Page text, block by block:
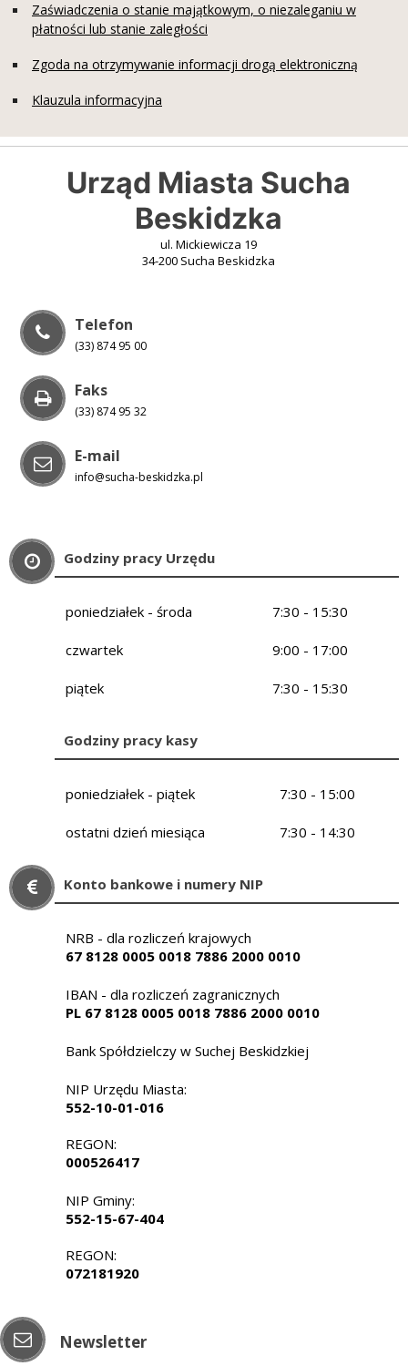
Zaświadczenia o stanie majątkowym, o niezaleganiu w
płatności lub stanie zaległości
Zgoda na otrzymywanie informacji drogą elektroniczną
Klauzula informacyjna
Urząd Miasta Sucha
Beskidzka
ul. Mickiewicza 19
34-200 Sucha Beskidzka
Telefon
(33) 874 95 00
Faks
(33) 874 95 32
E-mail
info@sucha-beskidzka.pl
Godziny pracy Urzędu
poniedziałek - środa 7:30 - 15:30
czwartek 9:00 - 17:00
piątek 7:30 - 15:30
Godziny pracy kasy
poniedziałek - piątek 7:30 - 15:00
ostatni dzień miesiąca 7:30 - 14:30
Konto bankowe i numery NIP
NRB - dla rozliczeń krajowych
67 8128 0005 0018 7886 2000 0010
IBAN - dla rozliczeń zagranicznych
PL 67 8128 0005 0018 7886 2000 0010
Bank Spółdzielczy w Suchej Beskidzkiej
NIP Urzędu Miasta:
552-10-01-016
REGON:
000526417
NIP Gminy:
552-15-67-404
REGON:
072181920
Newsletter